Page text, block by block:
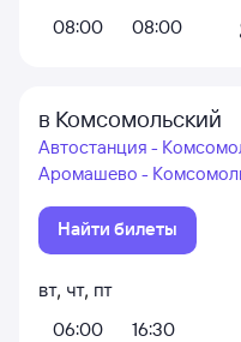
08:00
08:00
в Комсомольский
Автостанция -
Аромашево -
Найти билеты
вт, чт, пт
06:00
16:30